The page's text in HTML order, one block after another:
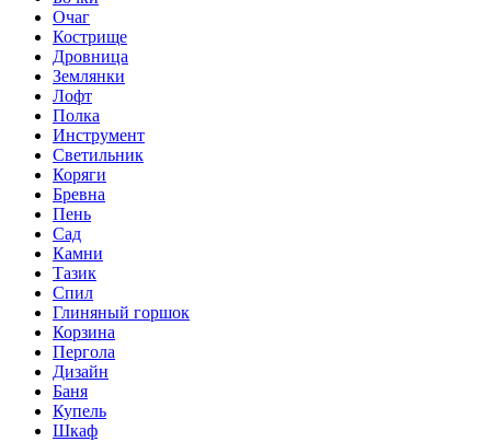
Очаг
Кострище
Дровница
Землянки
Лофт
Полка
Инструмент
Светильник
Коряги
Бревна
Пень
Сад
Камни
Тазик
Спил
Глиняный горшок
Корзина
Пергола
Дизайн
Баня
Купель
Шкаф